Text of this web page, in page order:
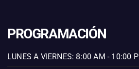
PROGRAMACIÓN
LUNES A VIERNES: 8:00 AM - 10:00